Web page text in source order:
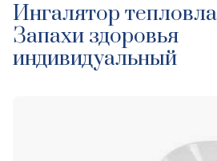
Ингалятор
Запахи здоровья
индивидуальный